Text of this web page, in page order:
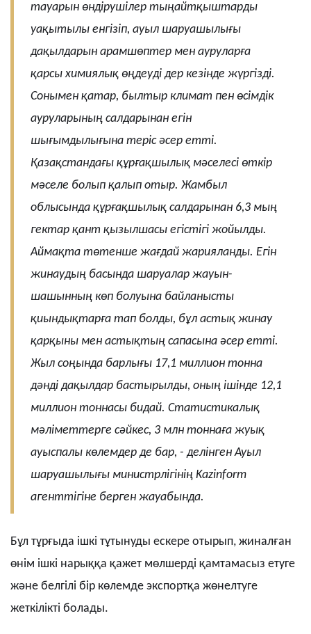
тауарын өндірушілер тыңайтқыштарды
уақытылы енгізіп, ауыл шаруашылығы
дақылдарын арамшөптер мен ауруларға
қарсы химиялық өңдеуді дер кезінде жүргізді.
Сонымен қатар, былтыр климат пен өсімдік
ауруларының салдарынан егін
шығымдылығына теріс әсер етті.
Қазақстандағы құрғақшылық мәселесі өткір
мәселе болып қалып отыр. Жамбыл
облысында құрғақшылық салдарынан 6,3 мың
гектар қант қызылшасы егістігі жойылды.
Аймақта төтенше жағдай жарияланды. Егін
жинаудың басында шаруалар жауын-
шашынның көп болуына байланысты
қиындықтарға тап болды, бұл астық жинау
қарқыны мен астықтың сапасына әсер етті.
Жыл соңында барлығы 17,1 миллион тонна
дәнді дақылдар бастырылды, оның ішінде 12,1
миллион тоннасы бидай. Статистикалық
мәліметтерге сәйкес, 3 млн тоннаға жуық
ауыспалы көлемдер де бар, - делінген Ауыл
шаруашылығы министрлігінің Kazinform
агенттігіне берген жауабында.
Бұл тұрғыда ішкі тұтынуды ескере отырып, жиналған
өнім ішкі нарыққа қажет мөлшерді қамтамасыз етуге
және белгілі бір көлемде экспортқа жөнелтуге
жеткілікті болады.